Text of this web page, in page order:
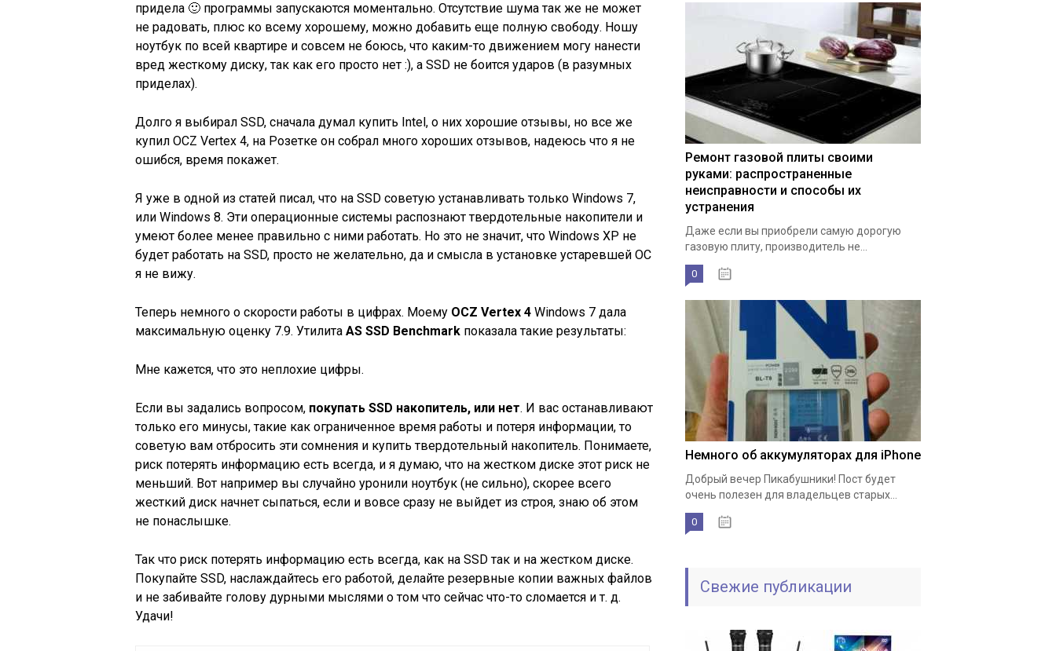
придела 🙂 программы запускаются моментально. Отсутствие шума так же не может
не радовать, плюс ко всему хорошему, можно добавить еще полную свободу. Ношу
ноутбук по всей квартире и совсем не боюсь, что каким-то движением могу нанести
вред жесткому диску, так как его просто нет :), а SSD не боится ударов (в разумных
приделах).
Долго я выбирал SSD, сначала думал купить Intel, о них хорошие отзывы, но все же
купил OCZ Vertex 4, на Розетке он собрал много хороших отзывов, надеюсь что я не
ошибся, время покажет.
Я уже в одной из статей писал, что на SSD советую устанавливать только Windows 7,
или Windows 8. Эти операционные системы распознают твердотельные накопители и
умеют более менее правильно с ними работать. Но это не значит, что Windows XP не
будет работать на SSD, просто не желательно, да и смысла в установке устаревшей ОС
я не вижу.
Теперь немного о скорости работы в цифрах. Моему OCZ Vertex 4 Windows 7 дала
максимальную оценку 7.9. Утилита AS SSD Benchmark показала такие результаты:
Мне кажется, что это неплохие цифры.
Если вы задались вопросом, покупать SSD накопитель, или нет. И вас останавливают
только его минусы, такие как ограниченное время работы и потеря информации, то
советую вам отбросить эти сомнения и купить твердотельный накопитель. Понимаете,
риск потерять информацию есть всегда, и я думаю, что на жестком диске этот риск не
меньший. Вот например вы случайно уронили ноутбук (не сильно), скорее всего
жесткий диск начнет сыпаться, если и вовсе сразу не выйдет из строя, знаю об этом
не понаслышке.
Так что риск потерять информацию есть всегда, как на SSD так и на жестком диске.
Покупайте SSD, наслаждайтесь его работой, делайте резервные копии важных файлов
и не забивайте голову дурными мыслями о том что сейчас что-то сломается и т. д.
Удачи!
Ремонт газовой плиты своими
руками: распространенные
неисправности и способы их
устранения
Даже если вы приобрели самую дорогую
газовую плиту, производитель не...
0
Немного об аккумуляторах для iPhone
Добрый вечер Пикабушники! Пост будет
очень полезен для владельцев старых...
0
Свежие публикации